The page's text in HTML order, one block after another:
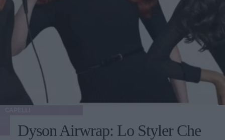
Dyson Airwrap: Lo Styler Che